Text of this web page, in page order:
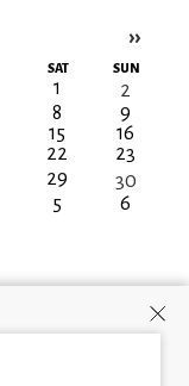
››
SAT SUN
1
2
8
9
15
16
22
23
29
30
5 6